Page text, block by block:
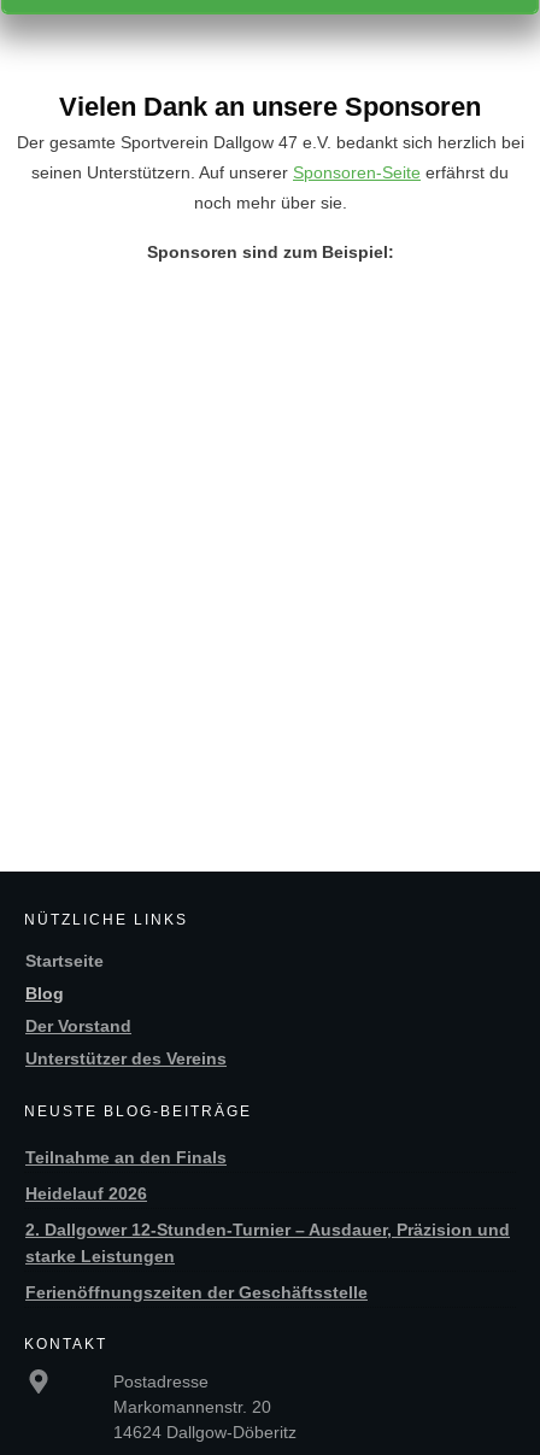
Vielen Dank an unsere Sponsoren
Der gesamte Sportverein Dallgow 47 e.V. bedankt sich herzlich bei
seinen Unterstützern. Auf unserer Sponsoren-Seite erfährst du
noch mehr über sie.
Sponsoren sind zum Beispiel:
NÜTZLICHE LINKS
Startseite
Blog
Der Vorstand
Unterstützer des Vereins
NEUSTE BLOG-BEITRÄGE
Teilnahme an den Finals
Heidelauf 2026
2. Dallgower 12-Stunden-Turnier – Ausdauer, Präzision und
starke Leistungen
Ferienöffnungszeiten der Geschäftsstelle
KONTAKT
Postadresse
Markomannenstr. 20
14624 Dallgow-Döberitz